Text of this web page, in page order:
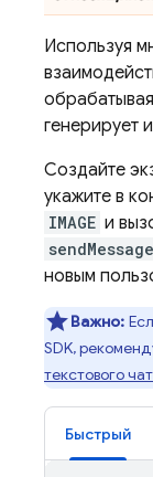
Используя
генерирует
Создайте
укажите в
IMAGE и
новым
Важно:
SDK,
текстового
Быстрый